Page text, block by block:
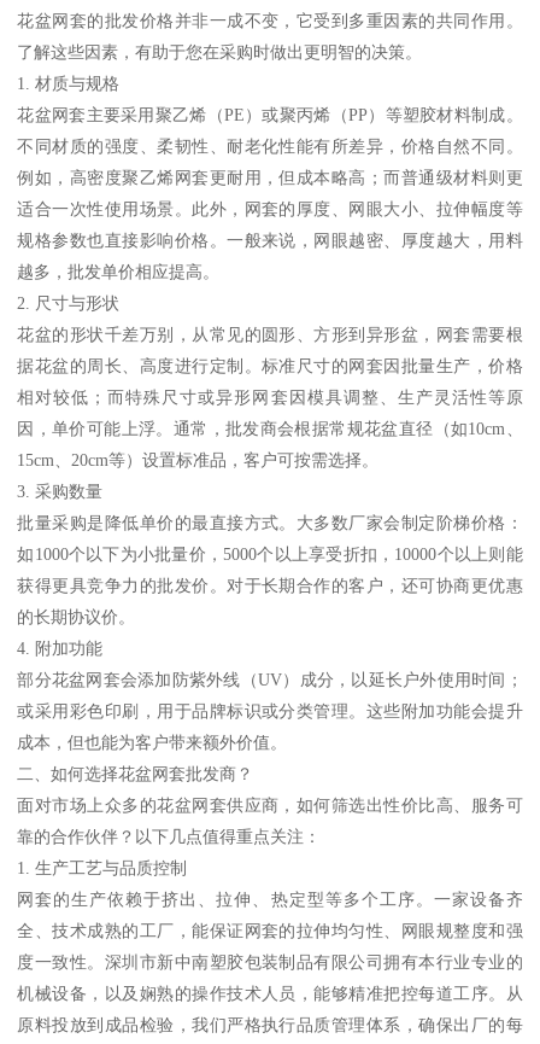
花盆网套的批发价格并非一成不变，它受到多重因素的共同作用。
了解这些因素，有助于您在采购时做出更明智的决策。
1. 材质与规格
花盆网套主要采用聚乙烯（PE）或聚丙烯（PP）等塑胶材料制成。
不同材质的强度、柔韧性、耐老化性能有所差异，价格自然不同。
例如，高密度聚乙烯网套更耐用，但成本略高；而普通级材料则更
适合一次性使用场景。此外，网套的厚度、网眼大小、拉伸幅度等
规格参数也直接影响价格。一般来说，网眼越密、厚度越大，用料
越多，批发单价相应提高。
2. 尺寸与形状
花盆的形状千差万别，从常见的圆形、方形到异形盆，网套需要根
据花盆的周长、高度进行定制。标准尺寸的网套因批量生产，价格
相对较低；而特殊尺寸或异形网套因模具调整、生产灵活性等原
因，单价可能上浮。通常，批发商会根据常规花盆直径（如10cm、
15cm、20cm等）设置标准品，客户可按需选择。
3. 采购数量
批量采购是降低单价的最直接方式。大多数厂家会制定阶梯价格：
如1000个以下为小批量价，5000个以上享受折扣，10000个以上则能
获得更具竞争力的批发价。对于长期合作的客户，还可协商更优惠
的长期协议价。
4. 附加功能
部分花盆网套会添加防紫外线（UV）成分，以延长户外使用时间；
或采用彩色印刷，用于品牌标识或分类管理。这些附加功能会提升
成本，但也能为客户带来额外价值。
二、如何选择花盆网套批发商？
面对市场上众多的花盆网套供应商，如何筛选出性价比高、服务可
靠的合作伙伴？以下几点值得重点关注：
1. 生产工艺与品质控制
网套的生产依赖于挤出、拉伸、热定型等多个工序。一家设备齐
全、技术成熟的工厂，能保证网套的拉伸均匀性、网眼规整度和强
度一致性。深圳市新中南塑胶包装制品有限公司拥有本行业专业的
机械设备，以及娴熟的操作技术人员，能够精准把控每道工序。从
原料投放到成品检验，我们严格执行品质管理体系，确保出厂的每